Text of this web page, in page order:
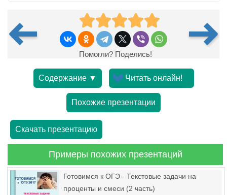
Помогли? Поделись!
Содержание ▼ Читать онлайн!
Похожие презентации
Скачать презентацию
Примеры похожих презентаций
Готовимся к ОГЭ - Текстовые задачи на
проценты и смеси (2 часть)